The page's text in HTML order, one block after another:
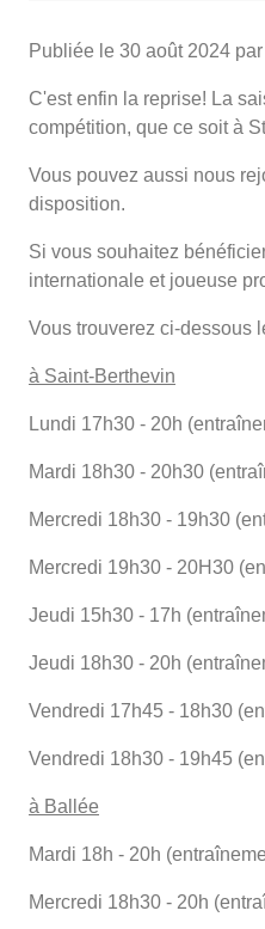
Publiée le 30 août 2024
C'est enfin la reprise! La
compétition, que ce soit à
Vous pouvez aussi nous
disposition.
Si vous souhaitez
internationale et joueuse
Vous trouverez ci-dessous
à Saint-Berthevin
Lundi 17h30 - 20h
Mardi 18h30 - 20h30
Mercredi 18h30 - 19h30
Mercredi 19h30 - 20H30
Jeudi 15h30 - 17h
Jeudi 18h30 - 20h
Vendredi 17h45 - 18h30
Vendredi 18h30 - 19h45
à Ballée
Mardi 18h - 20h
Mercredi 18h30 - 20h